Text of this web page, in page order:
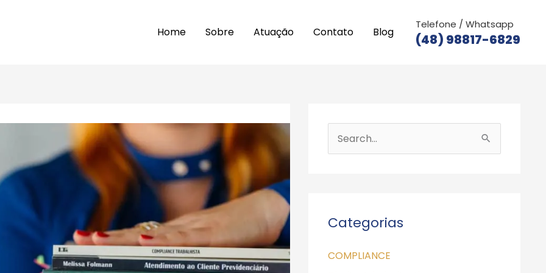
Home Sobre Atuação Contato Blog
Telefone / Whatsapp
(48) 98817-6829
u
s
Categorias
COMPLIANCE